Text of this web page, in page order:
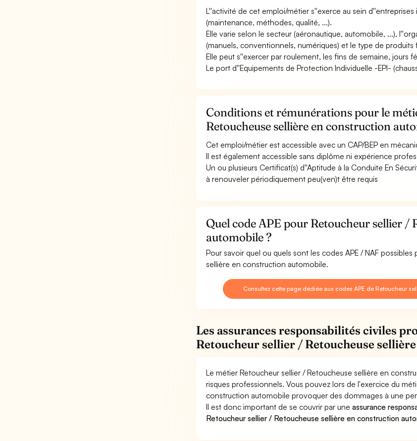
L''activité de cet emploi/métier s''exerce au sein
(maintenance, méthodes, qualité, ...).
Elle varie selon le secteur (aéronautique, automobile, ...),
(manuels, conventionnels, numériques) et le type de produits
Elle peut s''exercer par roulement, les fins de semaine, jours
Le port d''Equipements de Protection Individuelle -EPI-
Conditions et rémunérations pour le
Retoucheuse sellière en construction
Cet emploi/métier est accessible avec un CAP/BEP en
Il est également accessible sans diplôme ni expérience
Un ou plusieurs Certificat(s) d''Aptitude à la Conduite En
à renouveler périodiquement peu(ven)t être requis
Quel code APE pour Retoucheur sellier /
automobile ?
Pour savoir quel ou quels sont les codes APE / NAF
sellière en construction automobile.
Consultez cette page dédiée aux codes APE de Retoucheur
Les assurances responsabilités civiles
Retoucheur sellier / Retoucheuse
Le métier Retoucheur sellier / Retoucheuse sellière en
risques professionnels. Vous pouvez lors de l'exercice du
construction automobile provoquer des dommages à une
Il est donc important de se couvrir par uneassurance
Retoucheur sellier / Retoucheuse sellière en construction